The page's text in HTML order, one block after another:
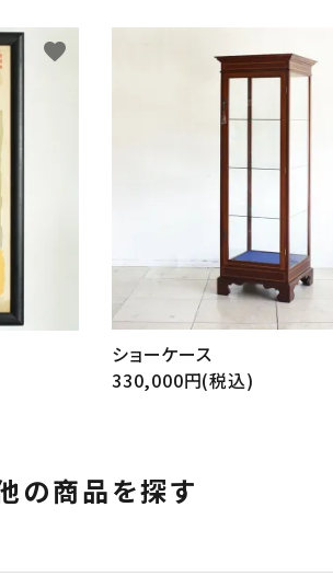
favorite
ショーケース
330,000円(税込)
の商品を探す